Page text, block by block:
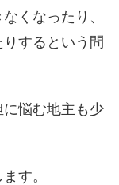
くなったり、
するという問
悩む地主も少
す。